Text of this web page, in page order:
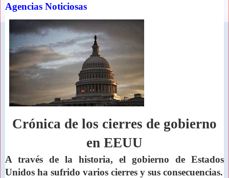
Agencias Noticiosas
Crónica de los cierres de gobierno
en EEUU
A través de la historia, el gobierno de Estados
Unidos ha sufrido varios cierres y sus consecuencias.